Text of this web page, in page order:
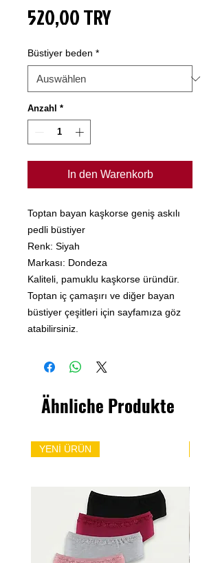
520,00 TRYPreis
Büstiyer beden *
Anzahl *
In den Warenkorb
Toptan bayan kaşkorse geniş askılı
pedli büstiyer
Renk: Siyah
Markası: Dondeza
Kaliteli, pamuklu kaşkorse üründür.
Toptan iç çamaşırı ve diğer bayan
büstiyer çeşitleri için sayfamıza göz
atabilirsiniz.
Ähnliche Produkte
YENİ ÜRÜN